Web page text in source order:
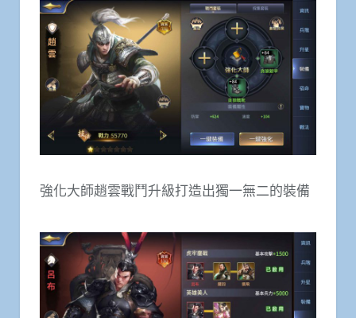
強化大師趙雲戰鬥升級打造出獨一無二的裝備